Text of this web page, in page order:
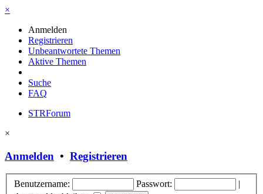
×
Anmelden
Registrieren
Unbeantwortete Themen
Aktive Themen
Suche
FAQ
STRForum
×
Anmelden • Registrieren
Benutzername: Passwort:
|